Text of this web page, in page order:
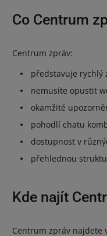
Co Centrum
Centrum zpráv:
představuje rychlý
nemusíte opustit
okamžité
pohodlí chatu
dostupnost v
přehlednou
Kde najít
Centrum zpráv najdete